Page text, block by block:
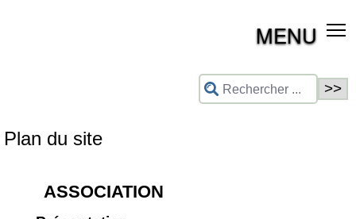
MENU
Plan du site
ASSOCIATION